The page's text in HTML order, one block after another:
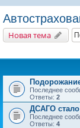
Новая тема
Последнее
Ответы: 2
ДСАГО
Последнее
Ответы: 4